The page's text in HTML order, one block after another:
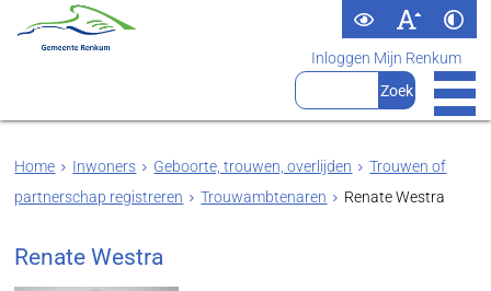
Inloggen Mijn Renkum
Home Inwoners Geboorte, trouwen, overlijden
Trouwen of
partnerschap registreren
Trouwambtenaren Renate Westra
Renate Westra